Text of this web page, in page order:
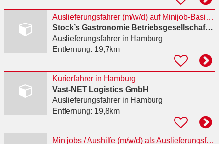
Auslieferungsfahrer (m/w/d) auf Minijob-Basis gesucht – eigenes A
Stock’s Gastronomie Betriebsgesellschaft mbH
Auslieferungsfahrerin Hamburg
Entfernung: 19,7km
Kurierfahrer in Hamburg
Vast-NET Logistics GmbH
Auslieferungsfahrerin Hamburg
Entfernung: 19,8km
Minijobs / Aushilfe (m/w/d) als Auslieferungsfahrer